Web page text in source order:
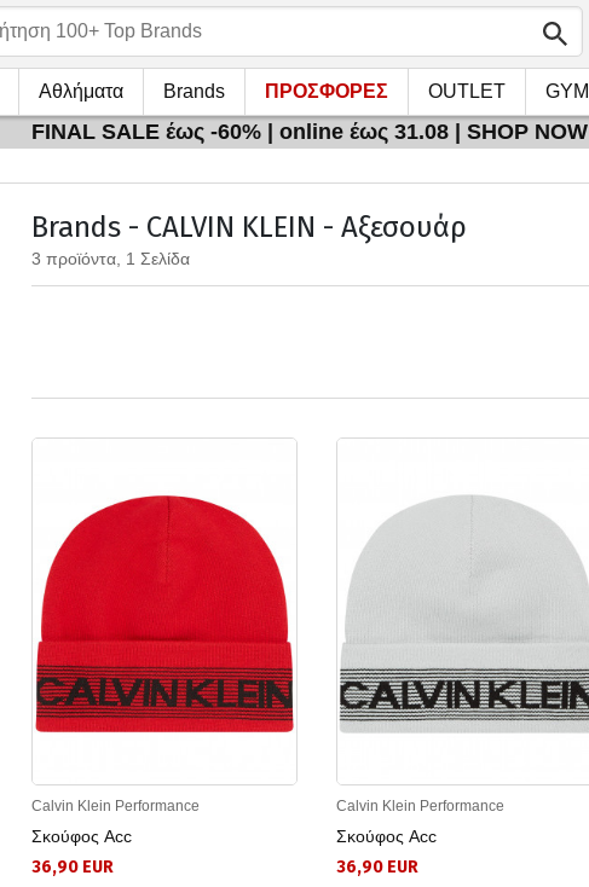
Αθλήματα Brands ΠΡΟΣΦΟΡΕΣ OUTLET GYM
FINAL SALE έως -60% | online έως 31.08 | SHOP NOW
Brands - CALVIN KLEIN - Αξεσουάρ
3 προϊόντα, 1 Σελίδα
Calvin Klein Performance
Σκούφος Acc
36,90 EUR
Calvin Klein Performance
Σκούφος Acc
36,90 EUR